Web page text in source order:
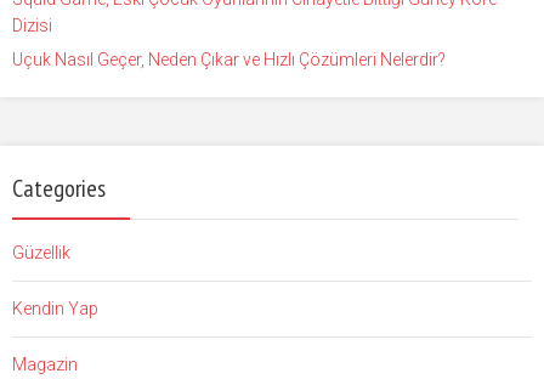
Dizisi
Uçuk Nasıl Geçer, Neden Çıkar ve Hızlı Çözümleri Nelerdir?
Categories
Güzellik
Kendin Yap
Magazin